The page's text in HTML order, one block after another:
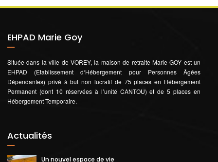
EHPAD Marie Goy
Située dans la ville de VOREY, la maison de retraite Marie GOY est un
EHPAD (Etablissement d‘Hébergement pour Personnes Âgées
Dépendantes) privé à but non lucratif de 75 places en Hébergement
Permanent (dont 10 réservées à l’unité CANTOU) et de 5 places en
Hébergement Temporaire.
Actualités
Un nouvel espace de vie